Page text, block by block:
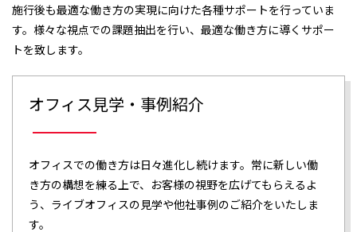
施行後も最適な働き方の実現に向けた各種サポートを行っていま
す。様々な視点での課題抽出を行い、最適な働き方に導くサポー
トを致します。
オフィス見学・事例紹介
オフィスでの働き方は日々進化し続けます。常に新しい働
き方の構想を練る上で、お客様の視野を広げてもらえるよ
う、ライブオフィスの見学や他社事例のご紹介をいたしま
す。